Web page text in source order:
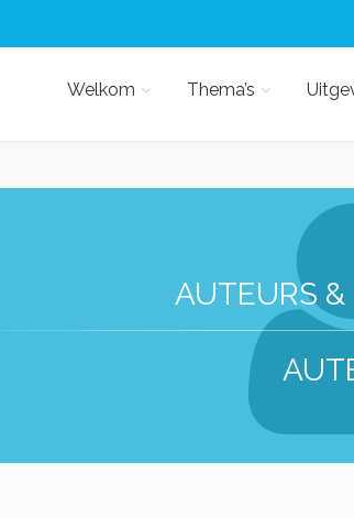
Welkom Thema’s
AUTEURS &